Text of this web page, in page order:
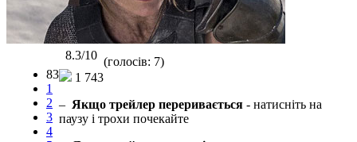
83
1
2
3
4
8.3/10 (голосів: 7)
1 743
– Якщо трейлер переривається - натисніть на
паузу і трохи почекайте